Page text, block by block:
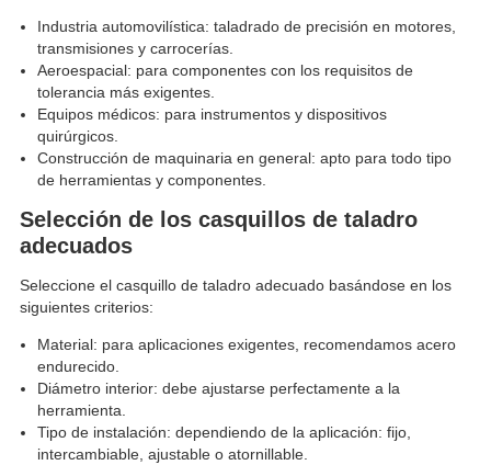
Industria automovilística: taladrado de precisión en motores,
transmisiones y carrocerías.
Aeroespacial: para componentes con los requisitos de
tolerancia más exigentes.
Equipos médicos: para instrumentos y dispositivos
quirúrgicos.
Construcción de maquinaria en general: apto para todo tipo
de herramientas y componentes.
Selección de los casquillos de taladro
adecuados
Seleccione el casquillo de taladro adecuado basándose en los
siguientes criterios:
Material: para aplicaciones exigentes, recomendamos acero
endurecido.
Diámetro interior: debe ajustarse perfectamente a la
herramienta.
Tipo de instalación: dependiendo de la aplicación: fijo,
intercambiable, ajustable o atornillable.